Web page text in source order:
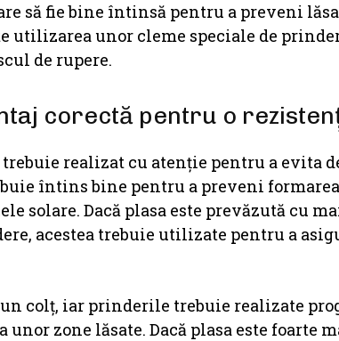
să fie bine întinsă pentru a preveni
utilizarea unor cleme speciale de
de rupere.
corectă pentru o
realizat cu atenție pentru a evita
întins bine pentru a preveni
solare. Dacă plasa este prevăzută cu
acestea trebuie utilizate pentru a
colț, iar prinderile trebuie realizate
zone lăsate. Dacă plasa este foarte